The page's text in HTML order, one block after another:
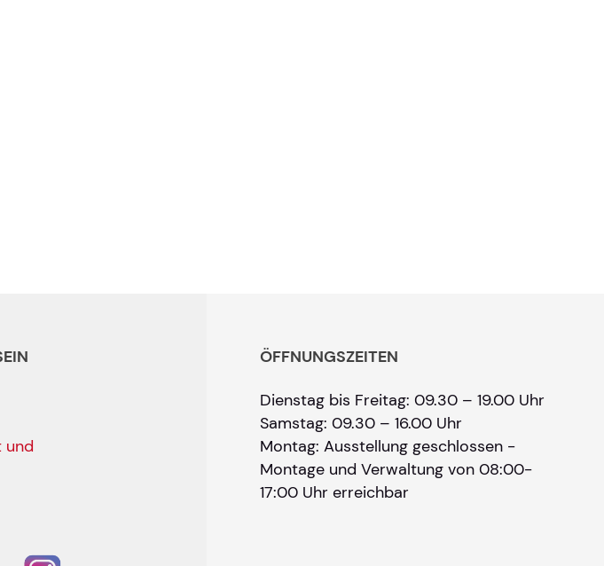
und
ÖFFNUNGSZEITEN
Dienstag bis Freitag: 09.30 – 19.00 Uhr
Samstag: 09.30 – 16.00 Uhr
Montag: Ausstellung geschlossen -
Montage und Verwaltung von 08:00-
17:00 Uhr erreichbar